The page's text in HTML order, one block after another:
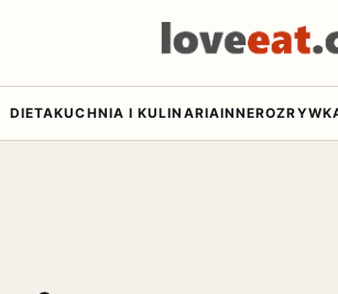
DIETAKUCHNIA I KULINARIAINNE